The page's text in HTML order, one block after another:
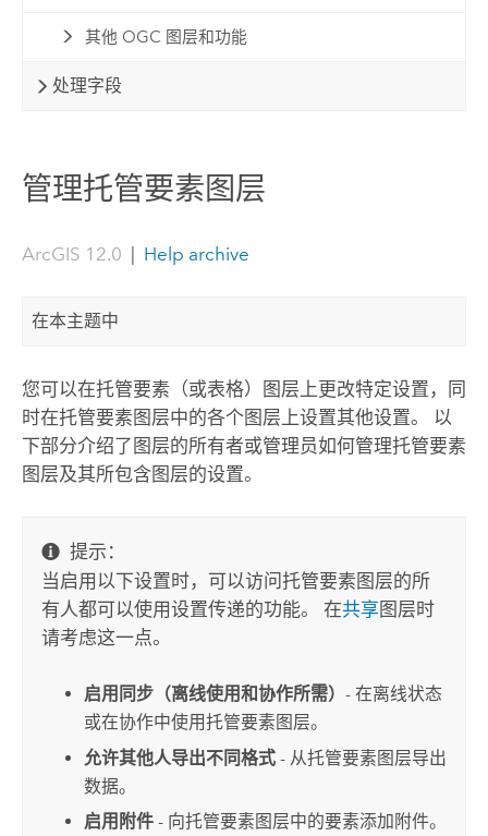
其他 OGC 图层和功能
处理字段
管理托管要素图层
ArcGIS 12.0 | Help archive
在本主题中
您可以在托管要素（或表格）图层上更改特定设置，同
时在托管要素图层中的各个图层上设置其他设置。 以
下部分介绍了图层的所有者或管理员如何管理托管要素
图层及其所包含图层的设置。
提示：
当启用以下设置时，可以访问托管要素图层的所
有人都可以使用设置传递的功能。 在共享图层时
请考虑这一点。
启用同步（离线使用和协作所需） - 在离线状态
或在协作中使用托管要素图层。
允许其他人导出不同格式- 从托管要素图层导出
数据。
启用附件- 向托管要素图层中的要素添加附件。